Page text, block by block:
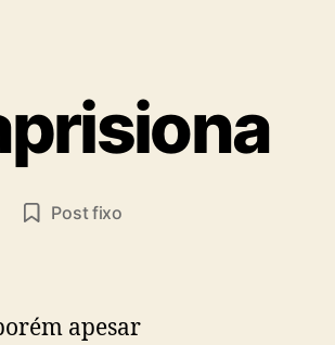
Post fixo
apesar